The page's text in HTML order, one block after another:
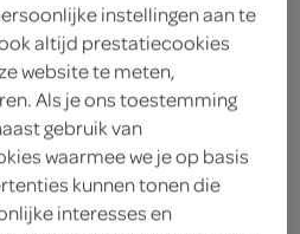
instellingen aan te
altijd prestatiecookies
website te meten,
Als je ons toestemming
gebruik van
waarmee we je op basis
kunnen tonen die
interesses en